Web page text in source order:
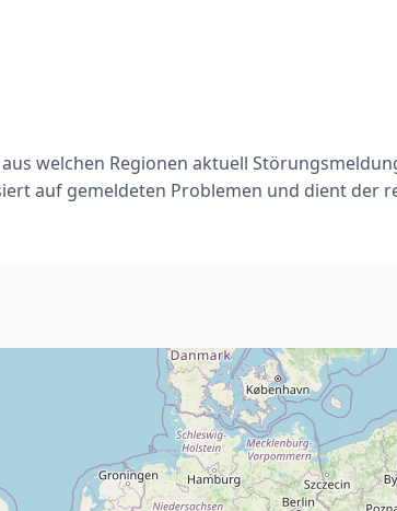
welchen Regionen aktuell
auf gemeldeten Problemen und dient der